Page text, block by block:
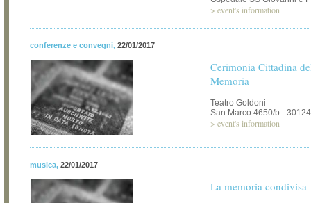
> event's information
conferenze e convegni, 22/01/2017
Cerimonia Cittadina
Memoria
Teatro Goldoni
San Marco 4650/b -
> event's information
musica, 22/01/2017
La memoria condivisa